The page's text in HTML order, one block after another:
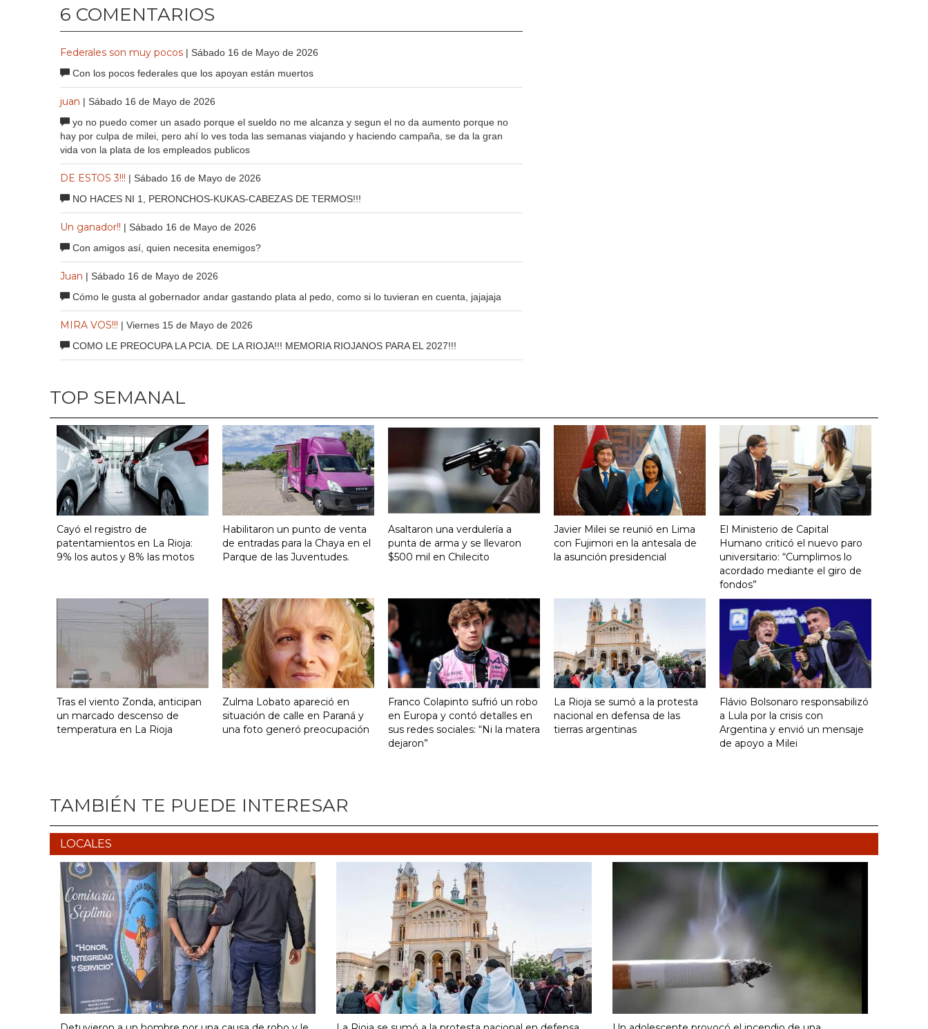
6 COMENTARIOS
Federales son muy pocos | Sábado 16 de Mayo de 2026
Con los pocos federales que los apoyan están muertos
juan | Sábado 16 de Mayo de 2026
yo no puedo comer un asado porque el sueldo no me alcanza y segun el no da aumento porque no
hay por culpa de milei, pero ahí lo ves toda las semanas viajando y haciendo campaña, se da la gran
vida von la plata de los empleados publicos
DE ESTOS 3!!! | Sábado 16 de Mayo de 2026
NO HACES NI 1, PERONCHOS-KUKAS-CABEZAS DE TERMOS!!!
Un ganador!! | Sábado 16 de Mayo de 2026
Con amigos así, quien necesita enemigos?
Juan | Sábado 16 de Mayo de 2026
Cómo le gusta al gobernador andar gastando plata al pedo, como si lo tuvieran en cuenta, jajajaja
MIRA VOS!!! | Viernes 15 de Mayo de 2026
COMO LE PREOCUPA LA PCIA. DE LA RIOJA!!! MEMORIA RIOJANOS PARA EL 2027!!!
TOP SEMANAL
Cayó el registro de
patentamientos en La Rioja:
9% los autos y 8% las motos
Habilitaron un punto de venta
de entradas para la Chaya en el
Parque de las Juventudes.
Asaltaron una verdulería a
punta de arma y se llevaron
$500 mil en Chilecito
Javier Milei se reunió en Lima
con Fujimori en la antesala de
la asunción presidencial
El Ministerio de Capital
Humano criticó el nuevo paro
universitario: “Cumplimos lo
acordado mediante el giro de
fondos”
Tras el viento Zonda, anticipan
un marcado descenso de
temperatura en La Rioja
Zulma Lobato apareció en
situación de calle en Paraná y
una foto generó preocupación
Franco Colapinto sufrió un robo
en Europa y contó detalles en
sus redes sociales: “Ni la matera
dejaron”
La Rioja se sumó a la protesta
nacional en defensa de las
tierras argentinas
Flávio Bolsonaro responsabilizó
a Lula por la crisis con
Argentina y envió un mensaje
de apoyo a Milei
TAMBIÉN TE PUEDE INTERESAR
LOCALES